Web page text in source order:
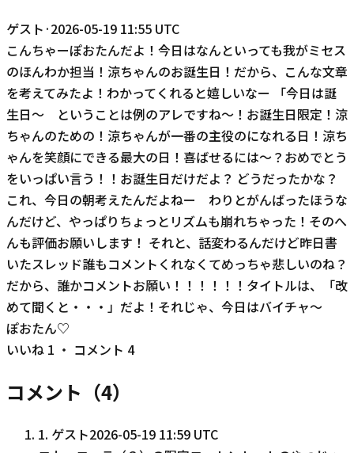
ゲスト ·2026-05-19 11:55 UTC
こんちゃーぽおたんだよ！今日はなんといっても我がミセス
のほんわか担当！涼ちゃんのお誕生日！だから、こんな文章
を考えてみたよ！わかってくれると嬉しいなー 「今日は誕
生日〜 ということは例のアレですね〜！お誕生日限定！涼
ちゃんのための！涼ちゃんが一番の主役のになれる日！涼ち
ゃんを笑顔にできる最大の日！喜ばせるには〜？おめでとう
をいっぱい言う！！お誕生日だけだよ？ どうだったかな？
これ、今日の朝考えたんだよねー わりとがんばったほうな
んだけど、やっぱりちょっとリズムも崩れちゃった！そのへ
んも評価お願いします！ それと、話変わるんだけど昨日書
いたスレッド誰もコメントくれなくてめっちゃ悲しいのね？
だから、誰かコメントお願い！！！！！！タイトルは、「改
めて聞くと・・・」だよ！それじゃ、今日はバイチャ〜
ぽおたん♡
いいね 1 ・ コメント 4
コメント（4）
1. ゲスト2026-05-19 11:59 UTC